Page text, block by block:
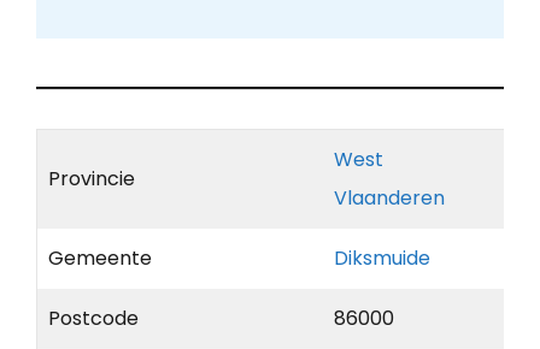
Provincie
West
Vlaanderen
Gemeente Diksmuide
Postcode 86000